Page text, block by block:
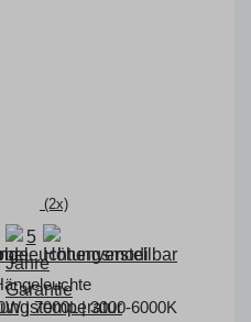
(2x)
| 7000L | 3000-6000K